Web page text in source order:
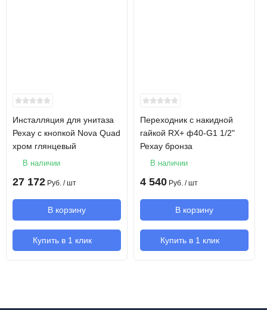
Инсталляция для унитаза
Рехау с кнопкой Nova Quad
хром глянцевый
В наличии
27 172 Руб. / шт
В корзину
Купить в 1 клик
Переходник с накидной
гайкой RX+ ф40-G1 1/2"
Рехау бронза
В наличии
4 540 Руб. / шт
В корзину
Купить в 1 клик